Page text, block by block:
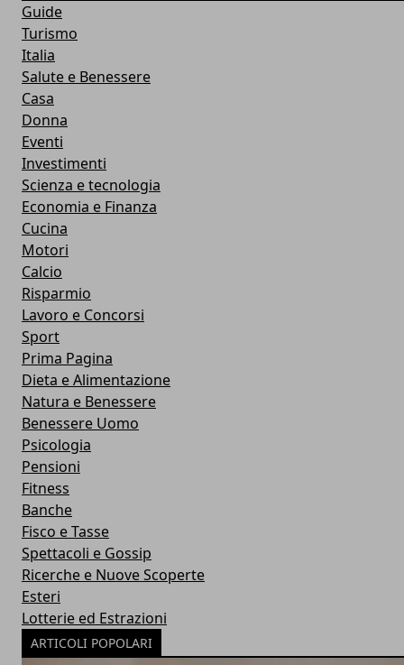
Guide
Turismo
Italia
Salute e Benessere
Casa
Donna
Eventi
Investimenti
Scienza e tecnologia
Economia e Finanza
Cucina
Motori
Calcio
Risparmio
Lavoro e Concorsi
Sport
Prima Pagina
Dieta e Alimentazione
Natura e Benessere
Benessere Uomo
Psicologia
Pensioni
Fitness
Banche
Fisco e Tasse
Spettacoli e Gossip
Ricerche e Nuove Scoperte
Esteri
Lotterie ed Estrazioni
ARTICOLI POPOLARI